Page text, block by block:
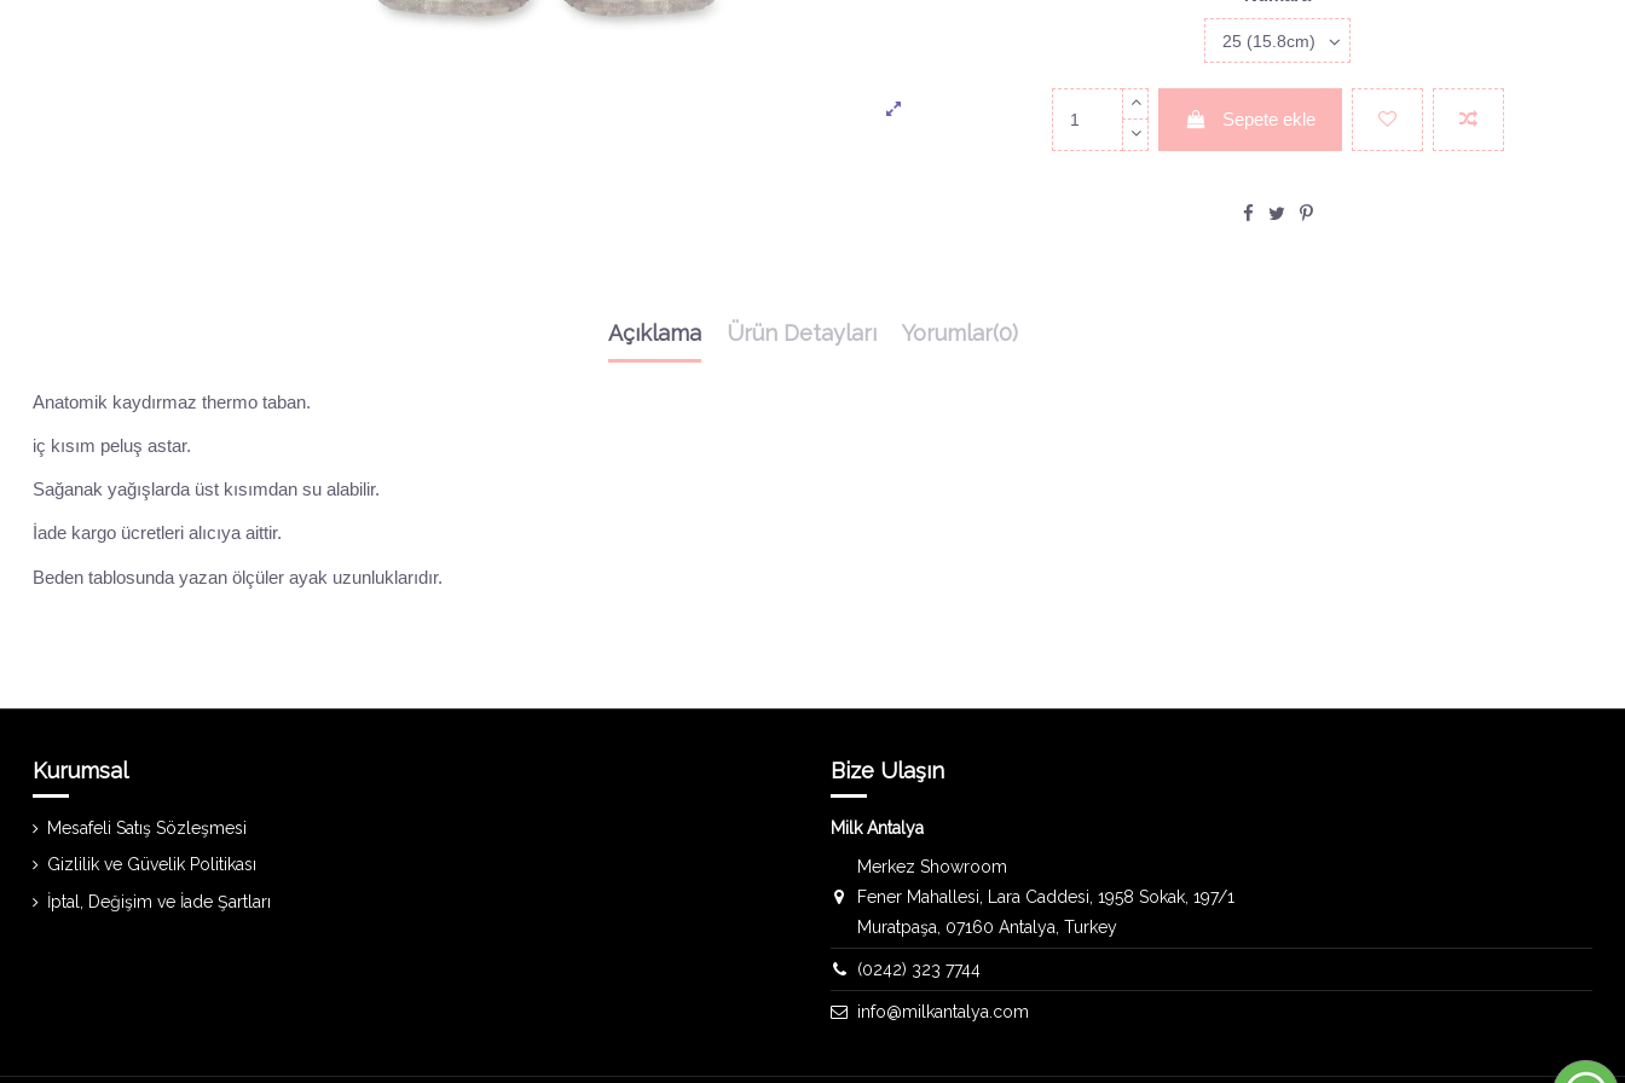
Sepete ekle
Açıklama Ürün Detayları Yorumlar(0)
Anatomik kaydırmaz thermo taban.
iç kısım peluş astar.
Sağanak yağışlarda üst kısımdan su alabilir.
İade kargo ücretleri alıcıya aittir.
Beden tablosunda yazan ölçüler ayak uzunluklarıdır.
Kurumsal
Mesafeli Satış Sözleşmesi
Gizlilik ve Güvelik Politikası
İptal, Değişim ve İade Şartları
Bize Ulaşın
Milk Antalya
Merkez Showroom
Fener Mahallesi, Lara Caddesi, 1958 Sokak, 197/1
Muratpaşa, 07160 Antalya, Turkey
(0242) 323 7744
info@milkantalya.com